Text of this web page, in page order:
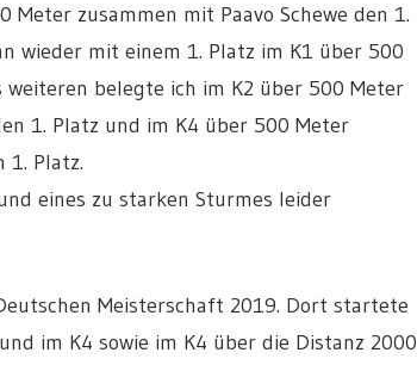
zusammen mit Paavo Schewe den 1.
wieder mit einem 1. Platz im K1 über 500
belegte ich im K2 über 500 Meter
1. Platz und im K4 über 500 Meter
1. Platz.
eines zu starken Sturmes leider
Meisterschaft 2019. Dort startete
im K4 sowie im K4 über die Distanz 2000